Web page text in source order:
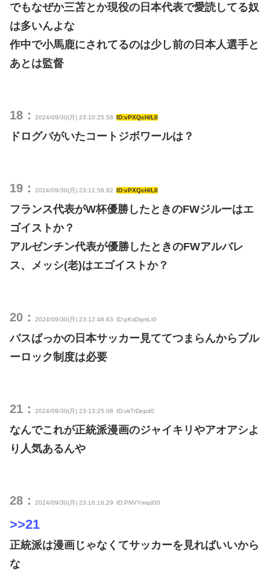
でもなぜか三苫とか現役の日本代表で愛読してる奴
は多いんよな
作中で小馬鹿にされてるのは少し前の日本人選手と
あとは監督
18： 2024/09/30(月) 23:10:25.58 ID:vPXQcH/L0
ドログバがいたコートジボワールは？
19： 2024/09/30(月) 23:11:58.92 ID:vPXQcH/L0
フランス代表がW杯優勝したときのFWジルーはエ
ゴイストか？
アルゼンチン代表が優勝したときのFWアルバレ
ス、メッシ(老)はエゴイストか？
20： 2024/09/30(月) 23:12:48.63 ID:pKsDqmLt0
パスばっかの日本サッカー見ててつまらんからブル
ーロック制度は必要
21： 2024/09/30(月) 23:13:25.08 ID:vkTrDepd0
なんでこれが正統派漫画のジャイキリやアオアシよ
り人気あるんや
28： 2024/09/30(月) 23:16:16.29 ID:PNVYmqd00
>>21
正統派は漫画じゃなくてサッカーを見ればいいから
な